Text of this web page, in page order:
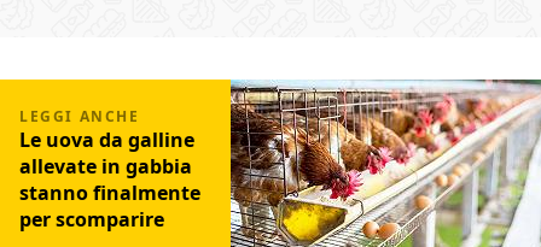
Le uova da galline
allevate in gabbia
stanno finalmente
per scomparire